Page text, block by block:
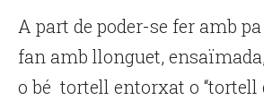
A part de poder-se fer amb pa
fan amb llonguet,
o bé tortell entorxat o “tortell